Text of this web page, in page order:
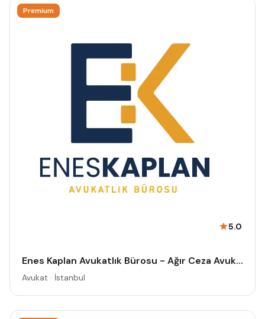
Premium
5.0
Enes Kaplan Avukatlık Bürosu - Ağır Ceza Avukatı İstanbul - Ceza Avukatı - Siber Suçlar Avukatı - Dolandırıcılık Avukatı
Avukat · İstanbul